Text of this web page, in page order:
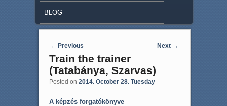
BLOG
Post navigation
← Previous Next →
Train the trainer
(Tatabánya, Szarvas)
Posted on 2014. October 28. Tuesday
A képzés forgatókönyve